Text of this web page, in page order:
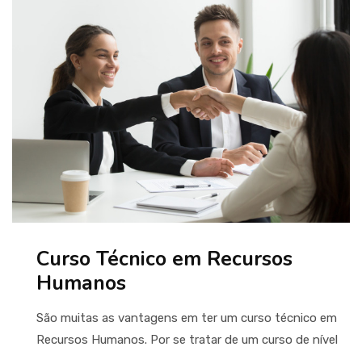
Curso Técnico em Recursos
Humanos
São muitas as vantagens em ter um curso técnico em
Recursos Humanos. Por se tratar de um curso de nível